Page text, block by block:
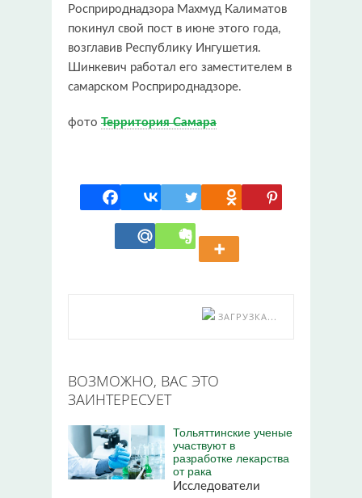
Росприроднадзора Махмуд Калиматов
покинул свой пост в июне этого года,
возглавив Республику Ингушетия.
Шинкевич работал его заместителем в
самарском Росприроднадзоре.
фото Территория Самара
ЗАГРУЗКА...
ВОЗМОЖНО, ВАС ЭТО
ЗАИНТЕРЕСУЕТ
Тольяттинские ученые
участвуют в
разработке лекарства
от рака
Исследователи